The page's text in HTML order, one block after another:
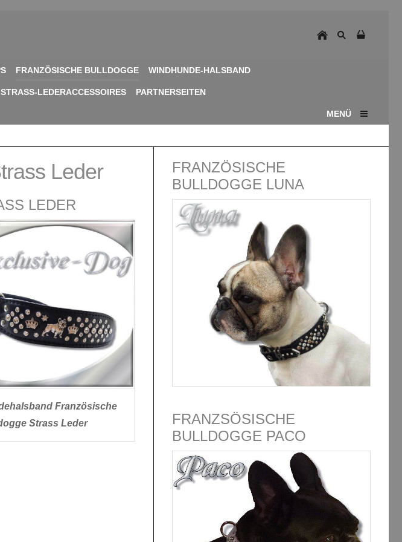
FRANZÖSISCHE BULLDOGGE WINDHUNDE-HALSBAND
STRASS-LEDERACCESSOIRES PARTNERSEITEN
MENÜ
Leder
LEDER
Französische
Strass Leder
FRANZÖSISCHE
BULLDOGGE LUNA
FRANZSÖSISCHE
BULLDOGGE PACO